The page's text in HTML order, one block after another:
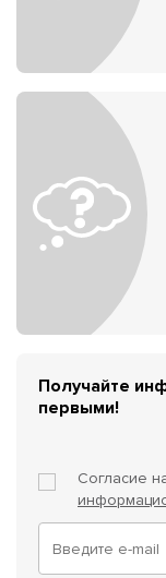
Получайте
первыми!
Согласие